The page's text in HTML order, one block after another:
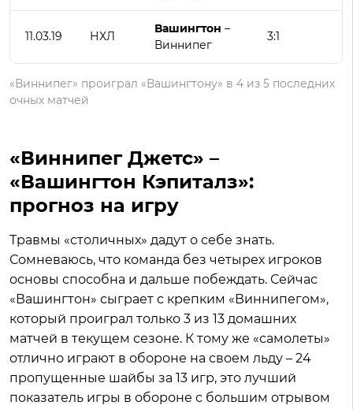
11.03.19 НХЛ
Вашингтон –
Виннипег
3:1
«Виннипег» проиграл «Вашингтону» в 4 из 5 последних
очных матчей
«Виннипег Джетс» –
«Вашингтон Кэпиталз»:
прогноз на игру
Травмы «столичных» дадут о себе знать.
Сомневаюсь, что команда без четырех игроков
основы способна и дальше побеждать. Сейчас
«Вашингтон» сыграет с крепким «Виннипегом»,
который проиграл только 3 из 13 домашних
матчей в текущем сезоне. К тому же «самолеты»
отлично играют в обороне на своем льду – 24
пропущенные шайбы за 13 игр, это лучший
показатель игры в обороне с большим отрывом